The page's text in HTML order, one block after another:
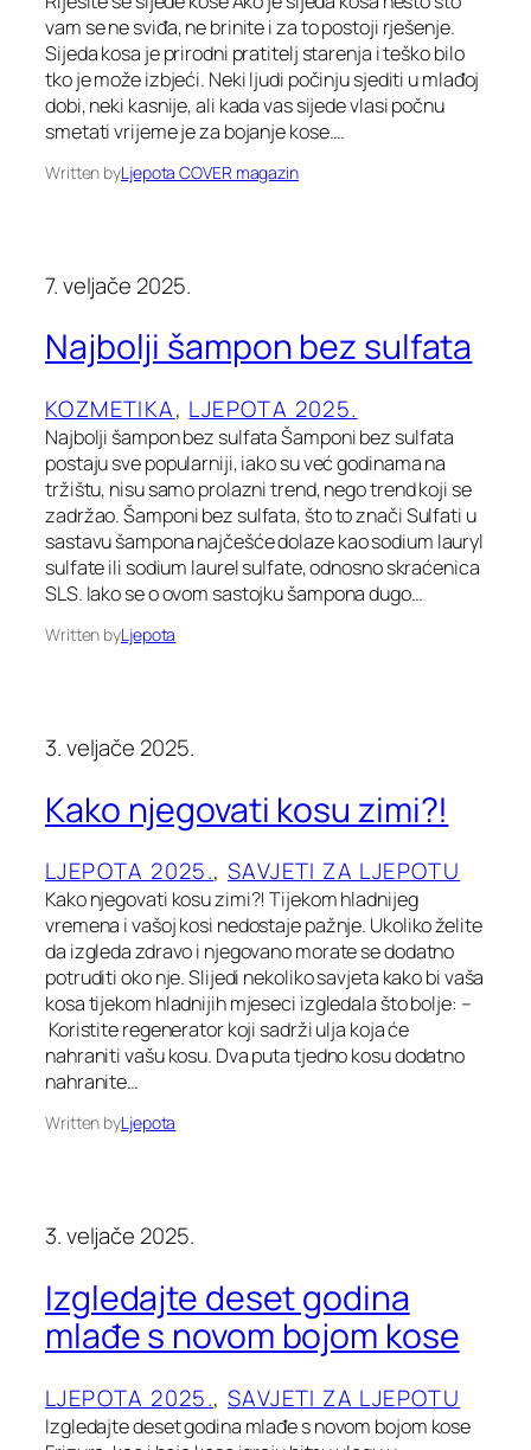
vam se ne sviđa, ne brinite i za to postoji rješenje.
Sijeda kosa je prirodni pratitelj starenja i teško bilo
tko je može izbjeći. Neki ljudi počinju sjediti u mlađoj
dobi, neki kasnije, ali kada vas sijede vlasi počnu
smetati vrijeme je za bojanje kose.…
Written byLjepota COVER magazin
7. veljače 2025.
Najbolji šampon bez sulfata
KOZMETIKA, LJEPOTA 2025.
Najbolji šampon bez sulfata Šamponi bez sulfata
postaju sve popularniji, iako su već godinama na
tržištu, nisu samo prolazni trend, nego trend koji se
zadržao. Šamponi bez sulfata, što to znači Sulfati u
sastavu šampona najčešće dolaze kao sodium lauryl
sulfate ili sodium laurel sulfate, odnosno skraćenica
SLS. Iako se o ovom sastojku šampona dugo…
Written byLjepota
3. veljače 2025.
Kako njegovati kosu zimi?!
LJEPOTA 2025., SAVJETI ZA LJEPOTU
Kako njegovati kosu zimi?! Tijekom hladnijeg
vremena i vašoj kosi nedostaje pažnje. Ukoliko želite
da izgleda zdravo i njegovano morate se dodatno
potruditi oko nje. Slijedi nekoliko savjeta kako bi vaša
kosa tijekom hladnijih mjeseci izgledala što bolje: –
Koristite regenerator koji sadrži ulja koja će
nahraniti vašu kosu. Dva puta tjedno kosu dodatno
nahranite…
Written byLjepota
3. veljače 2025.
Izgledajte deset godina
mlađe s novom bojom kose
LJEPOTA 2025., SAVJETI ZA LJEPOTU
Izgledajte deset godina mlađe s novom bojom kose